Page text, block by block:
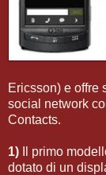
Ericsson) e offre
social network
Contacts.
1) Il primo
dotato di un